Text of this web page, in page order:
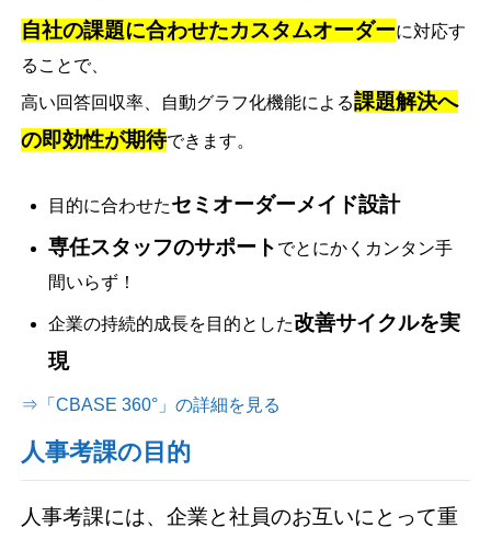
自社の課題に合わせたカスタムオーダーに対応す
ることで、
高い回答回収率、自動グラフ化機能による課題解決へ
の即効性が期待できます。
目的に合わせたセミオーダーメイド設計
専任スタッフのサポート でとにかくカンタン手
間いらず！
企業の持続的成長を目的とした改善サイクルを実
現
⇒「CBASE 360°」の詳細を見る
人事考課の目的
人事考課には、企業と社員のお互いにとって重